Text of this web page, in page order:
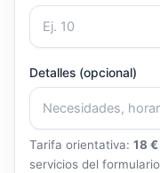
Detalles (opcional)
Tarifa orientativa: 18
servicios del